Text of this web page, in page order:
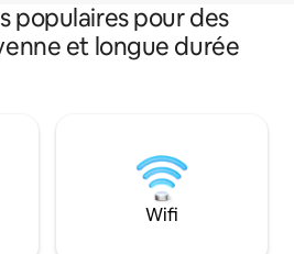
populaires pour des
et longue durée
Wifi